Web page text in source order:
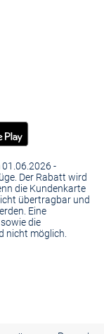
-
Der Rabatt wird
die Kundenkarte
übertragbar und
Eine
die
nicht möglich.